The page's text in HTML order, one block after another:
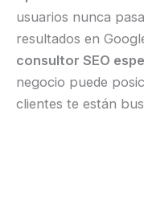
usuarios nunca
resultados en
consultor SEO
negocio puede
clientes te están